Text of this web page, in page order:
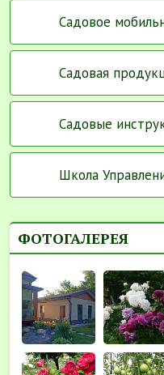
Садовое
Садовая
Садовые
Школа
ФОТОГАЛЕРЕЯ